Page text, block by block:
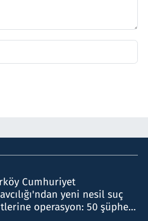
Cumhuriyet
yeni nesil suç
operasyon: 50 şüpheli